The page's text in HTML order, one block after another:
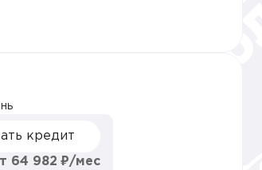
кредит
64 982 ₽/мес